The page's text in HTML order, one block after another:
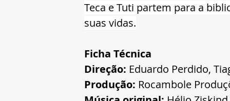
Teca e Tuti partem para a
suas vidas.
Ficha Técnica
Direção: Eduardo Perdido,
Produção: Rocambole